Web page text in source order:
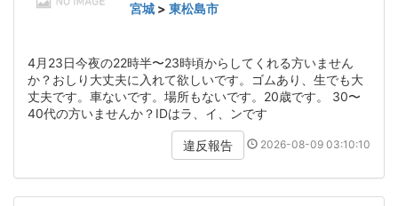
宮城 > 東松島市
4月23日今夜の22時半〜23時頃からしてくれる方いません
か？おしり大丈夫に入れて欲しいです。ゴムあり、生でも大
丈夫です。車ないです。場所もないです。20歳です。 30〜
40代の方いませんか？IDはラ、イ、ンです
違反報告 2026-08-09 03:10:10